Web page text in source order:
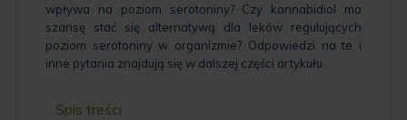
wpływa na poziom serotoniny? Czy kannabidiol ma
szansę stać się alternatywą dla leków regulujących
poziom serotoniny w organizmie? Odpowiedzi na te i
inne pytania znajdują się w dalszej części artykułu.
Spis treści